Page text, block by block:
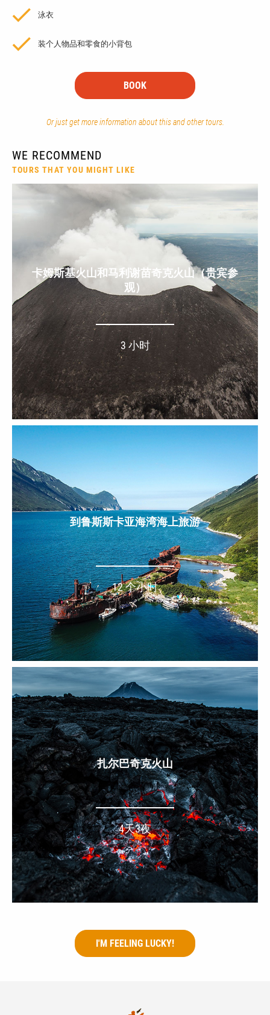
泳衣
装个人物品和零食的小背包
BOOK
Or just get more information about this and other tours.
WE RECOMMEND
TOURS THAT YOU MIGHT LIKE
卡姆斯基火山和马利谢苗奇克火山（贵宾参
观）
3 小时
到鲁斯斯卡亚海湾海上旅游
12 个小时
扎尔巴奇克火山
4天3夜
I'M FEELING LUCKY!